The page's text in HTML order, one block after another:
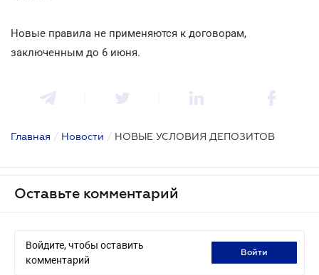
Новые правила не применяются к договорам,
заключенным до 6 июня.
Главная / Новости / НОВЫЕ УСЛОВИЯ ДЕПОЗИТОВ
Оставьте комментарий
Войдите, чтобы оставить
комментарий
войти